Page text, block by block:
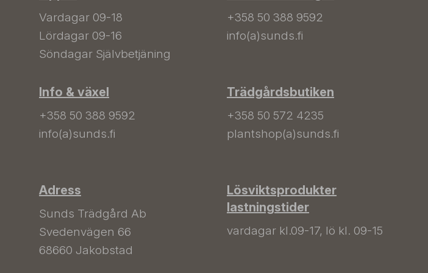
Vardagar 09-18
Lördagar 09-16
Söndagar Självbetjäning
Info & växel
+358 50 388 9592
info(a)sunds.fi
Adress
Sunds Trädgård Ab
Svedenvägen 66
68660 Jakobstad
+358 50 388 9592
info(a)sunds.fi
Trädgårdsbutiken
+358 50 572 4235
plantshop(a)sunds.fi
Lösviktsprodukter
lastningstider
vardagar kl.09-17, lö kl. 09-15